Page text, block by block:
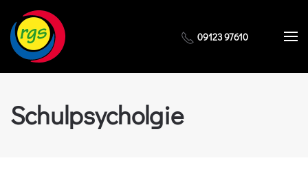
Zum Hauptinhalt springen 09123 97610
Schulpsycholgie